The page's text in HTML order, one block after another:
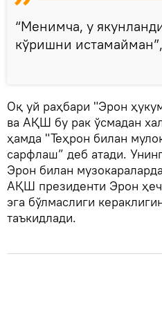
“Менимча, у
кўришни
Оқ уй раҳбари "Эрон
ва АҚШ бу рак ўсмадан
ҳамда "Теҳрон билан
сарфлаш” деб атади.
Эрон билан
АҚШ президенти Эрон ҳеч
эга бўлмаслиги
таъкидлади.